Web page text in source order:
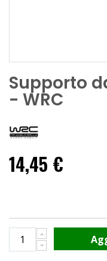
Supporto
- WRC
14,45 €